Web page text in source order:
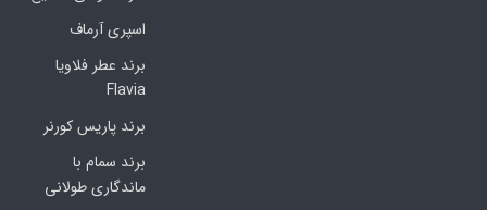
اسپری آرماف
برند عطر فلاویا
Flavia
برند پاریس کورنر
برند سمام با
ماندگاری طولانی